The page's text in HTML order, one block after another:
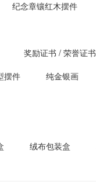
纪念章镶红木摆件
奖励证书 / 荣誉证书
摆件
纯金银画
绒布包装盒